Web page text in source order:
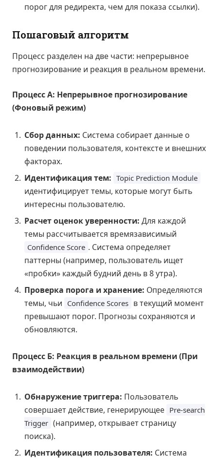
порог для редиректа, чем для показа ссылки).
Пошаговый алгоритм
Процесс разделен на две части: непрерывное
прогнозирование и реакция в реальном времени.
Процесс А: Непрерывное прогнозирование
(Фоновый режим)
Сбор данных: Система собирает данные о
поведении пользователя, контексте и внешних
факторах.
Идентификация тем: Topic Prediction Module
идентифицирует темы, которые могут быть
интересны пользователю.
Расчет оценок уверенности: Для каждой
темы рассчитывается времязависимый
Confidence Score . Система определяет
паттерны (например, пользователь ищет
«пробки» каждый будний день в 8 утра).
Проверка порога и хранение: Определяются
темы, чьи Confidence Scores в текущий момент
превышают порог. Прогнозы сохраняются и
обновляются.
Процесс Б: Реакция в реальном времени (При
взаимодействии)
Обнаружение триггера: Пользователь
совершает действие, генерирующее Pre-search
Trigger (например, открывает страницу
поиска).
Идентификация пользователя: Система